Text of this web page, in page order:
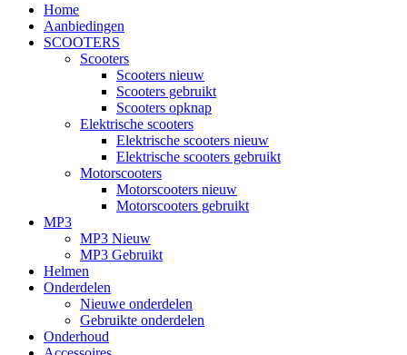
Home
Aanbiedingen
SCOOTERS
Scooters
Scooters nieuw
Scooters gebruikt
Scooters opknap
Elektrische scooters
Elektrische scooters nieuw
Elektrische scooters gebruikt
Motorscooters
Motorscooters nieuw
Motorscooters gebruikt
MP3
MP3 Nieuw
MP3 Gebruikt
Helmen
Onderdelen
Nieuwe onderdelen
Gebruikte onderdelen
Onderhoud